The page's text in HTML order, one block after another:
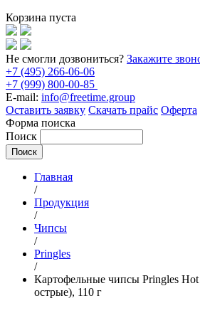
Корзина пуста
Не смогли дозвониться? Закажите
+7 (495) 266-06-06
+7 (999) 800-00-85
E-mail: info@freetime.group
Оставить заявку Скачать прайс Оферта
Форма поиска
Поиск
Главная
/
Продукция
/
Чипсы
/
Pringles
/
Картофельные чипсы Pringles
острые), 110 г